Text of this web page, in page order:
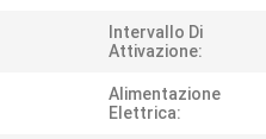
Intervallo Di
Attivazione:
Alimentazione
Elettrica: